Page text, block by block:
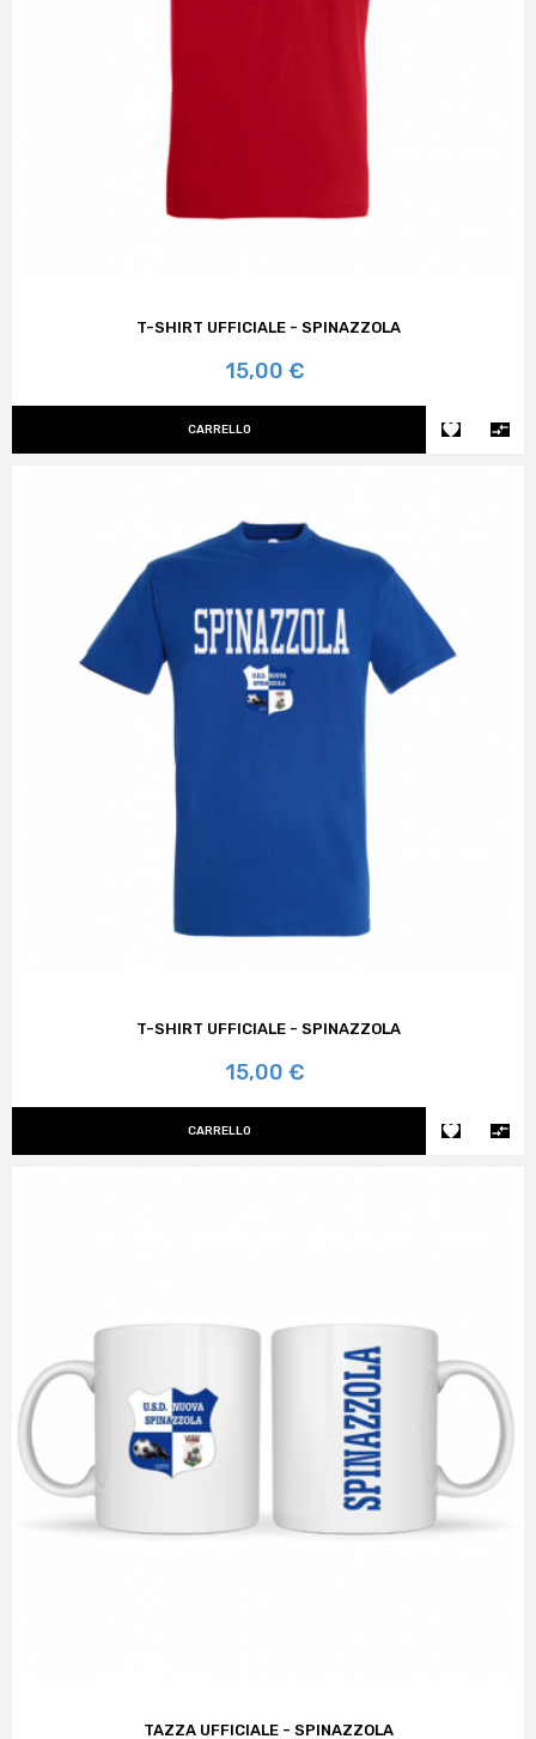
T-SHIRT UFFICIALE - SPINAZZOLA
Prezzo
15,00 €
CARRELLO  
T-SHIRT UFFICIALE - SPINAZZOLA
Prezzo
15,00 €
CARRELLO  
TAZZA UFFICIALE - SPINAZZOLA